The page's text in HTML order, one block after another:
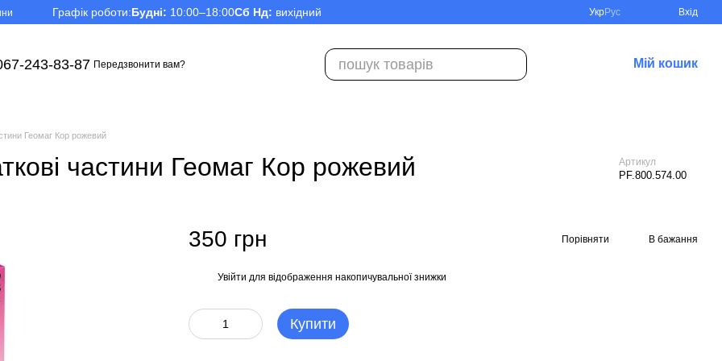
Графік роботи:Будні: 10:00–18:00Сб Нд: вихідний УкрРус Вхід
243-83-87 Передзвонити вам? Мій кошик
Геомаг Кор рожевий
частини Геомаг Кор рожевий Артикул
PF.800.574.00
350 грн Порівняти В бажання
Увійти для відображення накопичувальної знижки
Купити